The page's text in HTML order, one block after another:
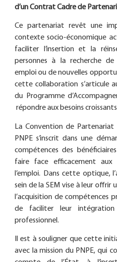
d’un Contrat Cadre de
Ce partenariat revêt une
contexte socio-économique
faciliter l’insertion et la
personnes à la recherche
emploi ou de nouvelles
cette collaboration s’articule
du Programme
répondre aux besoins
La Convention de
PNPE s’inscrit dans une
compétences des
faire face efficacement aux
l’emploi. Dans cette optique,
sein de la SEM vise à leur offrir
l’acquisition de compétences
de faciliter leur
professionnel.
Il est à souligner que cette
avec la mission du PNPE, qui